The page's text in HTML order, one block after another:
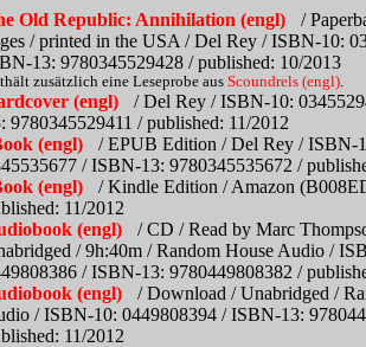
Old Republic: Annihilation (engl)
/
/ printed in the USA / Del Rey / ISBN-10:
13: 9780345529428 / published: 10/2013
zusätzlich eine Leseprobe ausScoundrels (engl)
(engl)
/ Del Rey / ISBN-10:
9780345529411 / published: 11/2012
(engl)
/ EPUB Edition / Del Rey / ISBN-
/ ISBN-13: 9780345535672 /
(engl)
/ Kindle Edition / Amazon
11/2012
(engl)
/ CD / Read by Marc
/ 9h:40m / Random House Audio /
/ ISBN-13: 9780449808382 /
(engl)
/ Download / Unabridged /
/ ISBN-10: 0449808394 / ISBN-13:
11/2012